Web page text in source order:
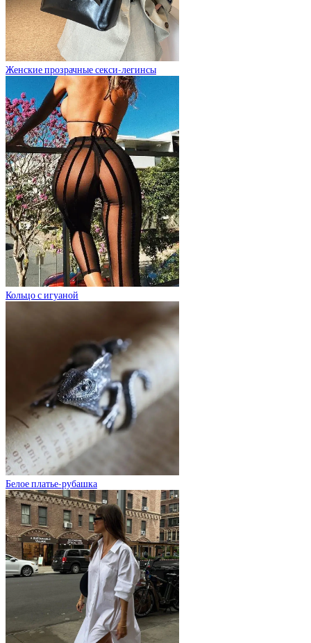
Женские прозрачные секси-легинсы
Кольцо с игуаной
Белое платье-рубашка